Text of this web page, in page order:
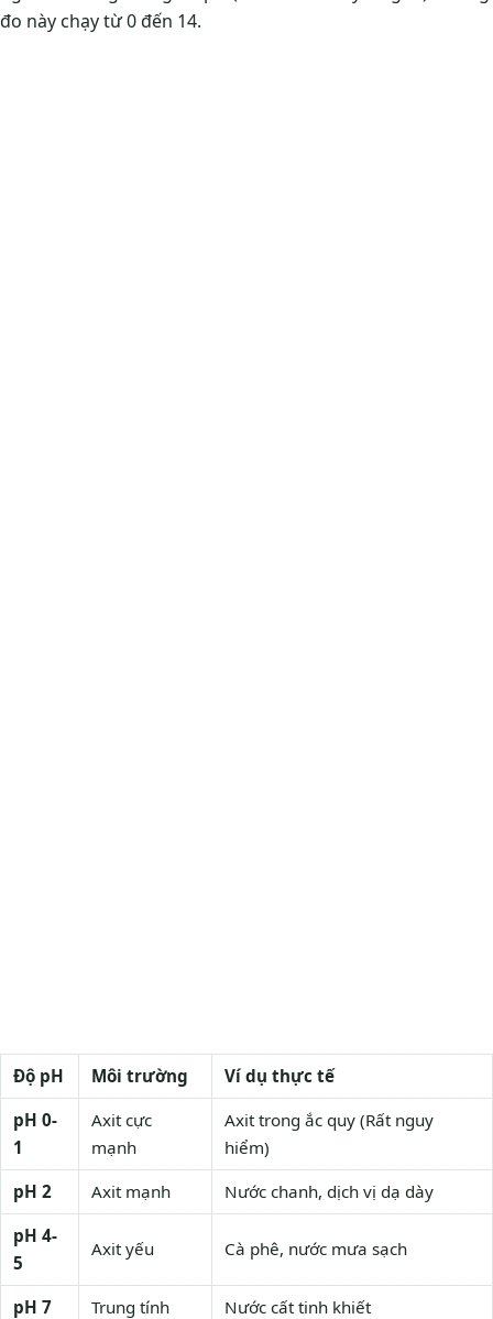
đo này chạy từ 0 đến 14.
Độ pH Môi trường
Ví dụ thực tế
pH 0-
1
Axit cực
mạnh
Axit trong ắc quy (Rất nguy
hiểm)
pH 2
Axit mạnh
Nước chanh, dịch vị dạ dày
pH 4-
5
Axit yếu Cà phê, nước mưa sạch
pH 7 Trung tính
Nước cất tinh khiết